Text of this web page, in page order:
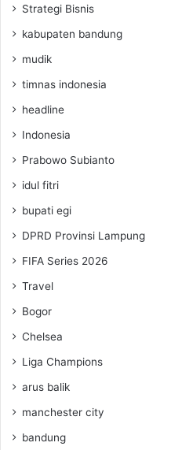
Strategi Bisnis
kabupaten bandung
mudik
timnas indonesia
headline
Indonesia
Prabowo Subianto
idul fitri
bupati egi
DPRD Provinsi Lampung
FIFA Series 2026
Travel
Bogor
Chelsea
Liga Champions
arus balik
manchester city
bandung